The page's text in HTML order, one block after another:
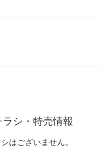
シ・特売情報
はございません。